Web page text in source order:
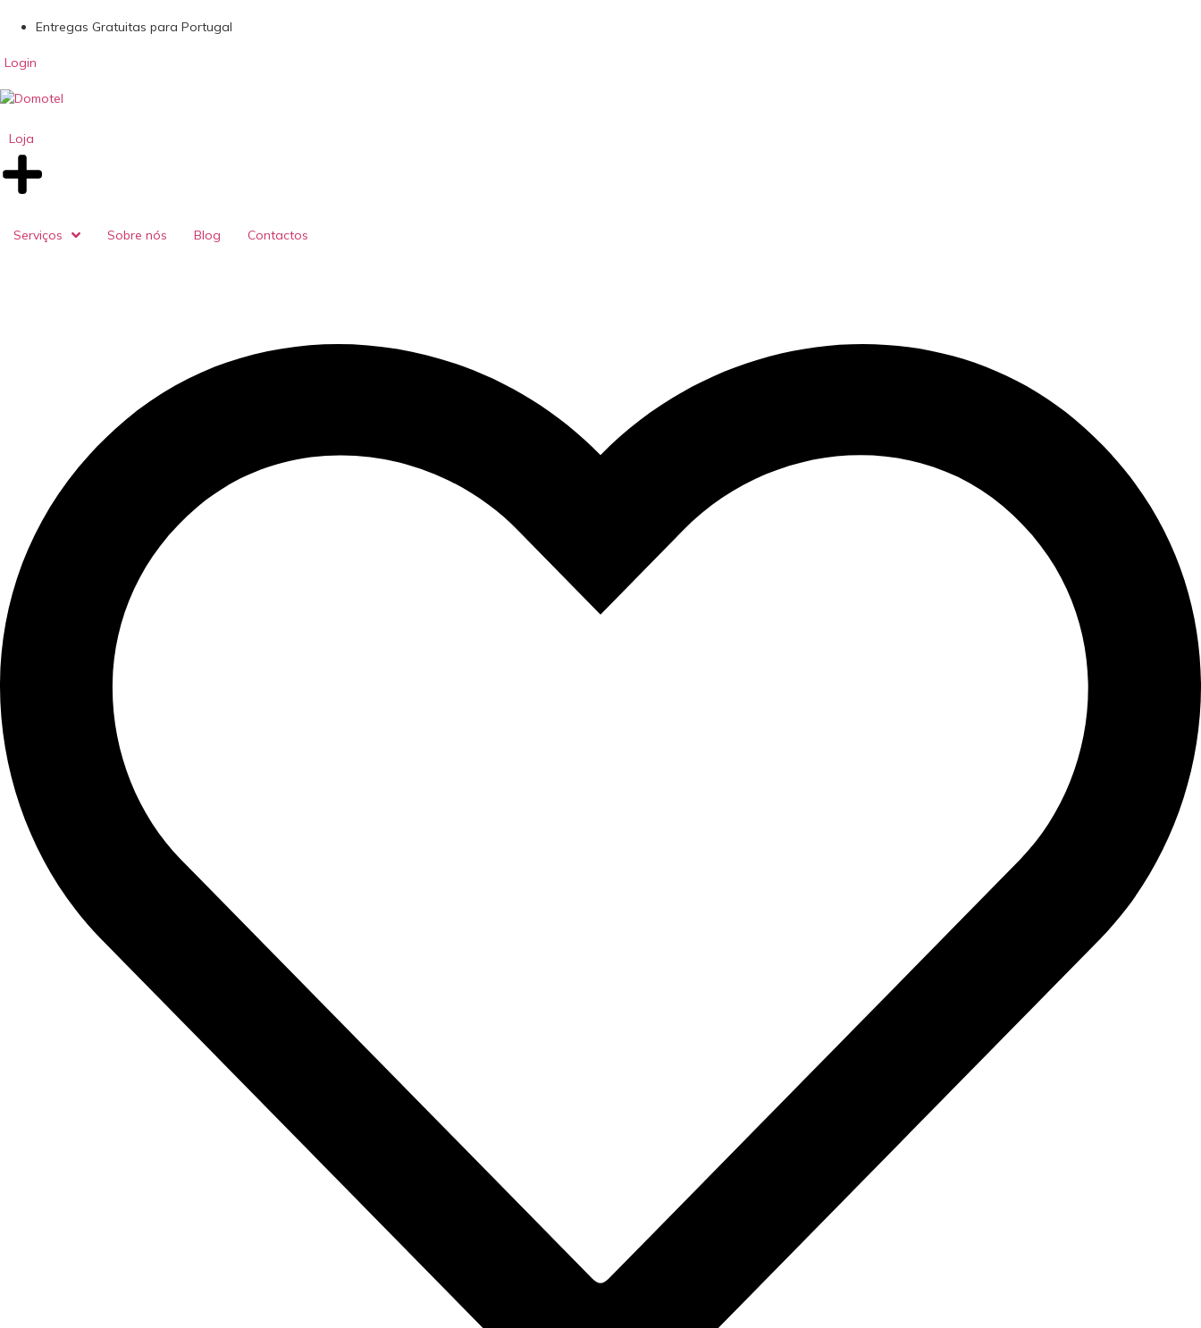
Entregas Gratuitas para Portugal
Login
Loja
Serviços Sobre nós Blog Contactos